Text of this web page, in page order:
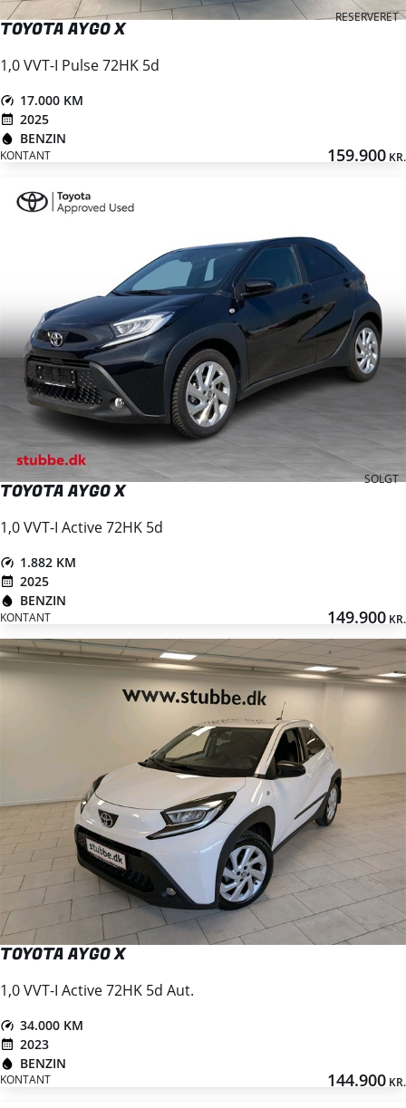
RESERVERET
TOYOTA AYGO X
1,0 VVT-I Pulse 72HK 5d
17.000 KM
2025
BENZIN
KONTANT 159.900 KR.
SOLGT
TOYOTA AYGO X
1,0 VVT-I Active 72HK 5d
1.882 KM
2025
BENZIN
KONTANT 149.900 KR.
TOYOTA AYGO X
1,0 VVT-I Active 72HK 5d Aut.
34.000 KM
2023
BENZIN
KONTANT 144.900 KR.